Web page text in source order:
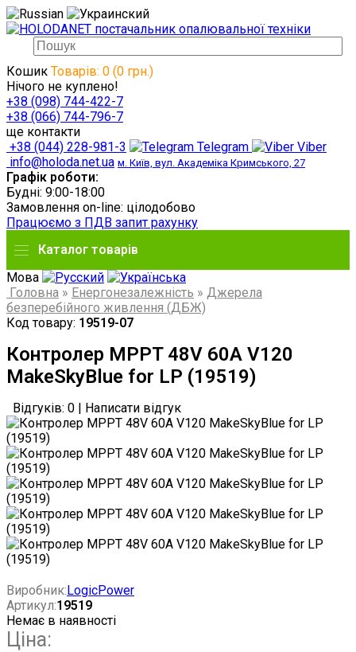
Кошик Товарів: 0 (0 грн.)
Нічого не куплено!
+38 (098) 744-422-7
+38 (066) 744-796-7
ще контакти
+38 (044) 228-981-3
Telegram
Viber
info@holoda.net.ua м. Київ, вул. Академіка Кримського, 27
Графік роботи:
Будні: 9:00-18:00
Замовлення on-line: цілодобово
Працюємо з ПДВ запит рахунку
Каталог товарів
Мова
Головна » Енергонезалежність » Джерела
безперебійного живлення (ДБЖ)
Код товару: 19519-07
Контролер MPPT 48V 60А V120
MakeSkyBlue for LP (19519)
Відгуків: 0 Написати відгук
Виробник: LogicPower
Артикул:19519
Немає в наявності
Ціна: